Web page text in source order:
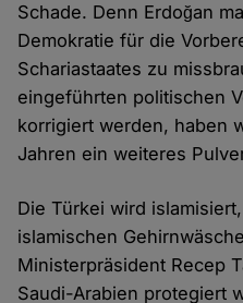
Schade. Denn Erdoğan
Demokratie für die
Schariastaates zu
eingeführten politischen
korrigiert werden, haben
Jahren ein weiteres
Die Türkei wird
islamischen
Ministerpräsident Recep
Saudi-Arabien protegiert